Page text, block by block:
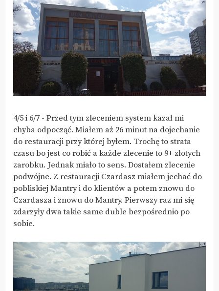
4/5 i 6/7 - Przed tym zleceniem system kazał mi
chyba odpocząć. Miałem aż 26 minut na dojechanie
do restauracji przy której byłem. Trochę to strata
czasu bo jest co robić a każde zlecenie to 9+ złotych
zarobku. Jednak miało to sens. Dostałem zlecenie
podwójne. Z restauracji Czardasz miałem jechać do
pobliskiej Mantry i do klientów a potem znowu do
Czardasza i znowu do Mantry. Pierwszy raz mi się
zdarzyły dwa takie same duble bezpośrednio po
sobie.